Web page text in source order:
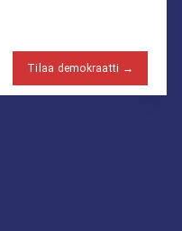
Tilaa demokraatti →